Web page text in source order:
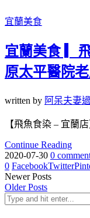
宜蘭美食
宜蘭美食 ▎
原太平醫院
written by 阿呆夫妻
【飛魚食染 – 宜蘭
Continue Reading
2020-07-30 0
0 FacebookTwitter
Newer Posts
Older Posts